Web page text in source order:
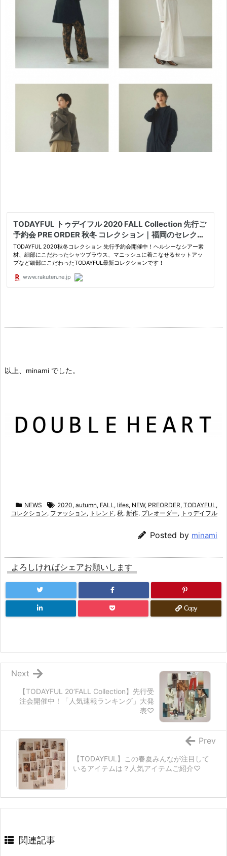
以上、minami でした。
NEWS 2020, autumn, FALL, lifes, NEW, PREORDER, TODAYFUL,
コレクション, ファッション, トレンド, 秋, 新作, プレオーダー, トゥデイフル
Posted by minami
よろしければシェアお願いします
Copy
【TODAYFUL 20’FALL Collection】先行受
注会開催中！「人気速報ランキング」大発
表♡
Next
【TODAYFUL】この春夏みんなが注目して
いるアイテムは？人気アイテムご紹介♡
Prev
関連記事